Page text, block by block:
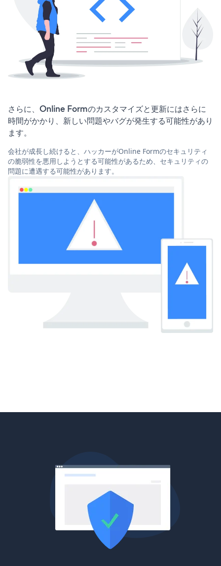
さらに、Online Formのカスタマイズと更新にはさらに
時間がかかり、新しい問題やバグが発生する可能性があり
ます。
会社が成長し続けると、ハッカーがOnline Formのセキュリティ
の脆弱性を悪用しようとする可能性があるため、セキュリティの
問題に遭遇する可能性があります。